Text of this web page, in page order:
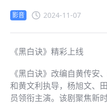
影音 2024-11-07
《黑白诀》精彩上线
《黑白诀》改编自黄传安
和黄文利执导，杨旭文、
员领衔主演。该剧聚焦新